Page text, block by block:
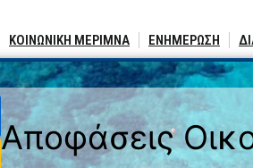
ΚΟΙΝΩΝΙΚΗ ΜΕΡΙΜΝΑ ΕΝΗΜΕΡΩΣΗ
Αποφάσεις